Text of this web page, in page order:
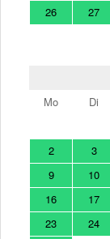
26
27
Mo
Di
2
3
9
10
16
17
23
24